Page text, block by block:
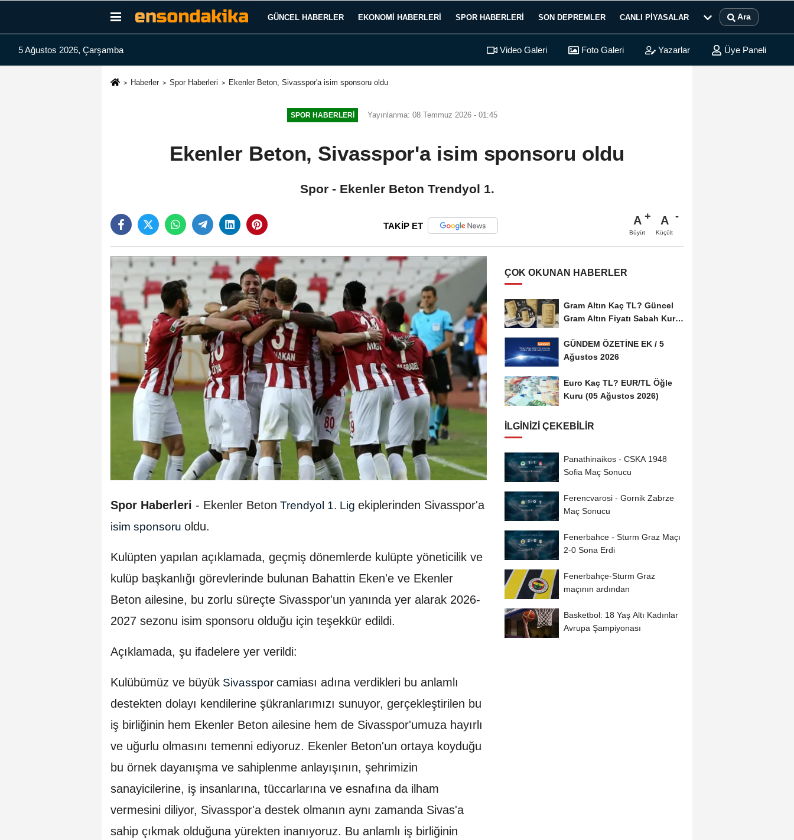
GÜNCEL HABERLER EKONOMI HABERLERI SPOR HABERLERI SON DEPREMLER CANLI PIYASALAR Ara
5 Ağustos 2026, Çarşamba Video Galeri Foto Galeri Yazarlar Üye Paneli
Haberler Spor Haberleri Ekenler Beton, Sivasspor'a isim sponsoru oldu
SPOR HABERLERI Yayınlanma: 08 Temmuz 2026 - 01:45
Ekenler Beton, Sivasspor'a isim sponsoru oldu
Spor - Ekenler Beton Trendyol 1.
TAKİP ET A
Büyüt
A
Küçült
Spor Haberleri - Ekenler Beton Trendyol 1. Lig ekiplerinden Sivasspor'a
isim sponsoru oldu.
Kulüpten yapılan açıklamada, geçmiş dönemlerde kulüpte yöneticilik ve
kulüp başkanlığı görevlerinde bulunan Bahattin Eken'e ve Ekenler
Beton ailesine, bu zorlu süreçte Sivasspor'un yanında yer alarak 2026-
2027 sezonu isim sponsoru olduğu için teşekkür edildi.
Açıklamada, şu ifadelere yer verildi:
Kulübümüz ve büyük Sivasspor camiası adına verdikleri bu anlamlı
destekten dolayı kendilerine şükranlarımızı sunuyor, gerçekleştirilen bu
iş birliğinin hem Ekenler Beton ailesine hem de Sivasspor'umuza hayırlı
ve uğurlu olmasını temenni ediyoruz. Ekenler Beton'un ortaya koyduğu
bu örnek dayanışma ve sahiplenme anlayışının, şehrimizin
sanayicilerine, iş insanlarına, tüccarlarına ve esnafına da ilham
vermesini diliyor, Sivasspor'a destek olmanın aynı zamanda Sivas'a
sahip çıkmak olduğuna yürekten inanıyoruz. Bu anlamlı iş birliğinin
ÇOK OKUNAN HABERLER
Gram Altın Kaç TL? Güncel
Gram Altın Fiyatı Sabah Kuru
GÜNDEM ÖZETİNE EK / 5
Ağustos 2026
Euro Kaç TL? EUR/TL Öğle
Kuru (05 Ağustos 2026)
İLGINIZI ÇEKEBILIR
Panathinaikos - CSKA 1948
Sofia Maç Sonucu
Ferencvarosi - Gornik Zabrze
Maç Sonucu
Fenerbahce - Sturm Graz Maçı
2-0 Sona Erdi
Fenerbahçe-Sturm Graz
maçının ardından
Basketbol: 18 Yaş Altı Kadınlar
Avrupa Şampiyonası